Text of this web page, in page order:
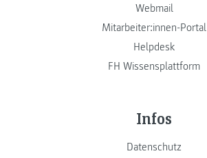
Webmail
Mitarbeiter:innen-Portal
Helpdesk
FH Wissensplattform
Infos
Datenschutz